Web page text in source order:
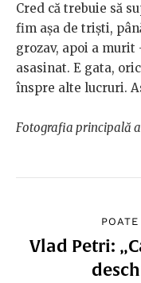
Cred că trebuie să
fim așa de triști,
grozav, apoi a murit
asasinat. E gata,
înspre alte lucruri.
Fotografia principală
Vlad Petri: